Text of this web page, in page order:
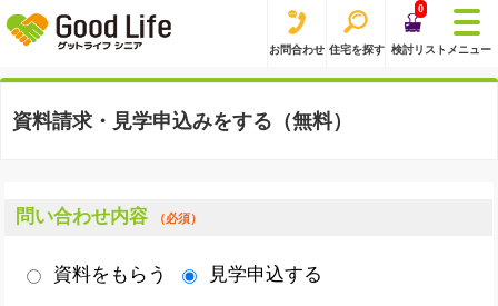
お問合わせ 住宅を探す
0
検討リスト メニュー
資料請求・見学申込みをする（無料）
問い合わせ内容 （必須）
資料をもらう 見学申込する